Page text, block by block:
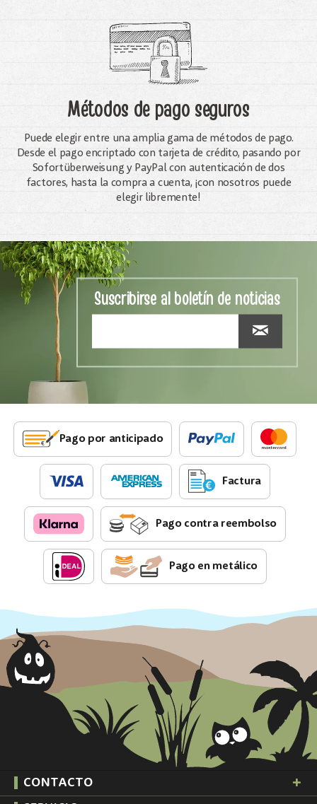
Métodos de pago seguros
Puede elegir entre una amplia gama de métodos de pago.
Desde el pago encriptado con tarjeta de crédito, pasando por
Sofortüberweisung y PayPal con autenticación de dos
factores, hasta la compra a cuenta, ¡con nosotros puede
elegir libremente!
Suscribirse al boletín de noticias
Pago por anticipado
Factura
Pago contra reembolso
Pago en metálico
CONTACTO